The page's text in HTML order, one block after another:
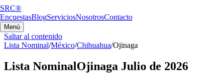
SRC®
EncuestasBlogServiciosNosotrosContacto
Menú
Saltar al contenido
Lista Nominal/México/Chihuahua/Ojinaga
Lista NominalOjinaga Julio de 2026